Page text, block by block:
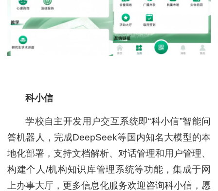
科小信
学校自主开发用户交互系统即“科小信”智能问
答机器人，完成DeepSeek等国内知名大模型的本
地化部署，支持文档解析、对话管理和用户管理、
构建个人/机构知识库管理系统等功能，集成于网
上办事大厅，更多信息化服务欢迎咨询科小信，愿